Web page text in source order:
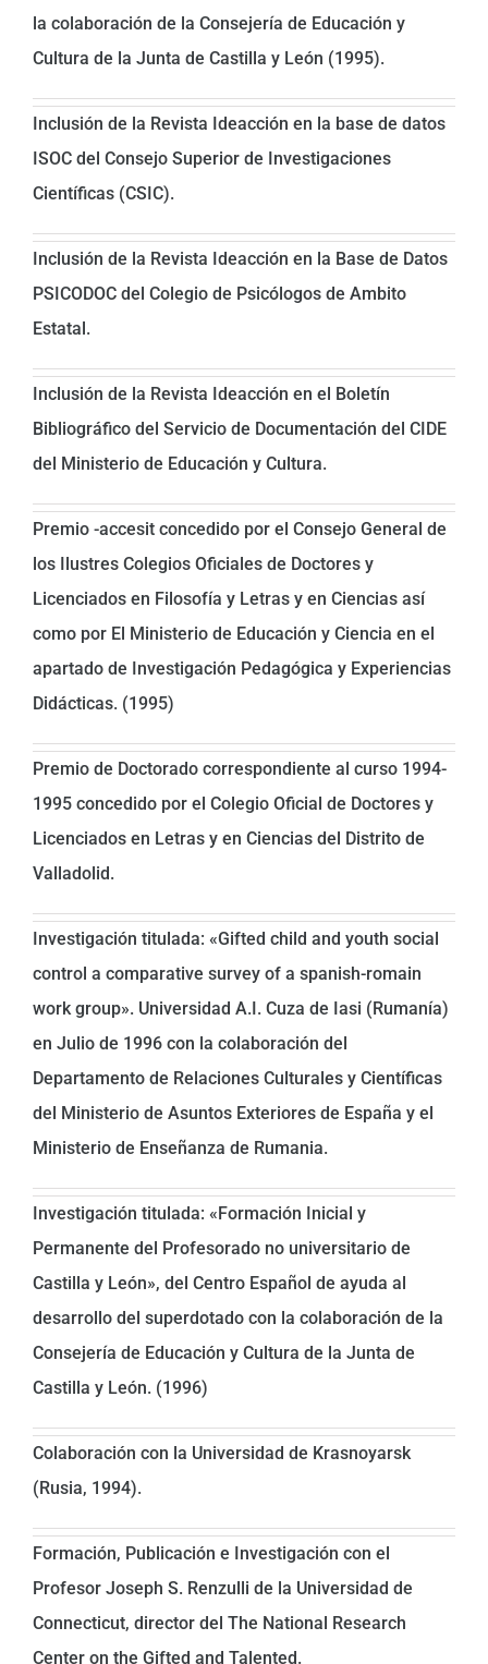
la colaboración de la Consejería de Educación y
Cultura de la Junta de Castilla y León (1995).
Inclusión de la Revista Ideacción en la base de datos
ISOC del Consejo Superior de Investigaciones
Científicas (CSIC).
Inclusión de la Revista Ideacción en la Base de Datos
PSICODOC del Colegio de Psicólogos de Ambito
Estatal.
Inclusión de la Revista Ideacción en el Boletín
Bibliográfico del Servicio de Documentación del CIDE
del Ministerio de Educación y Cultura.
Premio -accesit concedido por el Consejo General de
los Ilustres Colegios Oficiales de Doctores y
Licenciados en Filosofía y Letras y en Ciencias así
como por El Ministerio de Educación y Ciencia en el
apartado de Investigación Pedagógica y Experiencias
Didácticas. (1995)
Premio de Doctorado correspondiente al curso 1994-
1995 concedido por el Colegio Oficial de Doctores y
Licenciados en Letras y en Ciencias del Distrito de
Valladolid.
Investigación titulada: «Gifted child and youth social
control a comparative survey of a spanish-romain
work group». Universidad A.I. Cuza de Iasi (Rumanía)
en Julio de 1996 con la colaboración del
Departamento de Relaciones Culturales y Científicas
del Ministerio de Asuntos Exteriores de España y el
Ministerio de Enseñanza de Rumania.
Investigación titulada: «Formación Inicial y
Permanente del Profesorado no universitario de
Castilla y León», del Centro Español de ayuda al
desarrollo del superdotado con la colaboración de la
Consejería de Educación y Cultura de la Junta de
Castilla y León. (1996)
Colaboración con la Universidad de Krasnoyarsk
(Rusia, 1994).
Formación, Publicación e Investigación con el
Profesor Joseph S. Renzulli de la Universidad de
Connecticut, director del The National Research
Center on the Gifted and Talented.